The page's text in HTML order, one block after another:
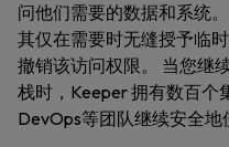
问他们需要的数据和系统
其仅在需要时无缝授予临
撤销该访问权限。 当您继
栈时，Keeper 拥有数百个
DevOps等团队继续安全地